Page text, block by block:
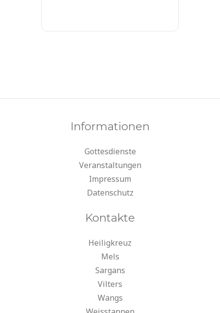
Informationen
Gottesdienste
Veranstaltungen
Impressum
Datenschutz
Kontakte
Heiligkreuz
Mels
Sargans
Vilters
Wangs